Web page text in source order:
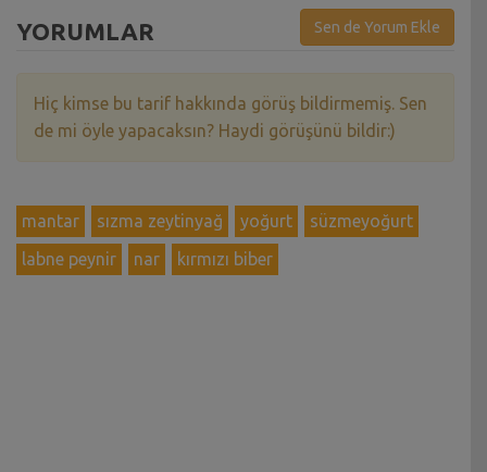
YORUMLAR Sen de Yorum Ekle
Hiç kimse bu tarif hakkında görüş bildirmemiş. Sen
de mi öyle yapacaksın? Haydi görüşünü bildir:)
mantar sızma zeytinyağ yoğurt
süzmeyoğurt
labne peynir
nar kırmızı biber